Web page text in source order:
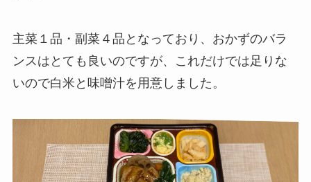
主菜１品・副菜４品となっており、おかずのバラ
ンスはとても良いのですが、これだけでは足りな
いので白米と味噌汁を用意しました。